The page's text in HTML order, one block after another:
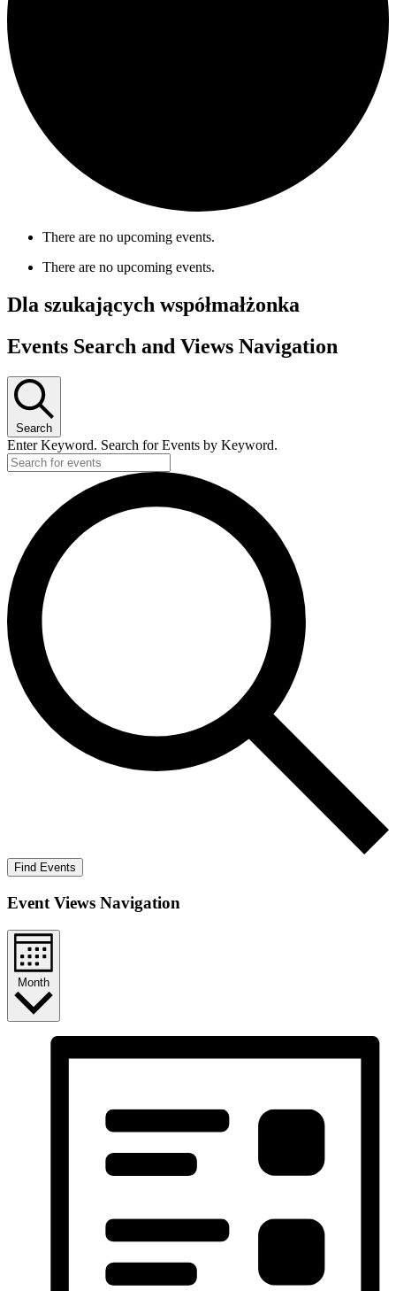
There are no upcoming events.
There are no upcoming events.
Dla szukających współmałżonka
Events Search and Views Navigation
Search
Enter Keyword. Search for Events by Keyword.
Find Events
Event Views Navigation
Month